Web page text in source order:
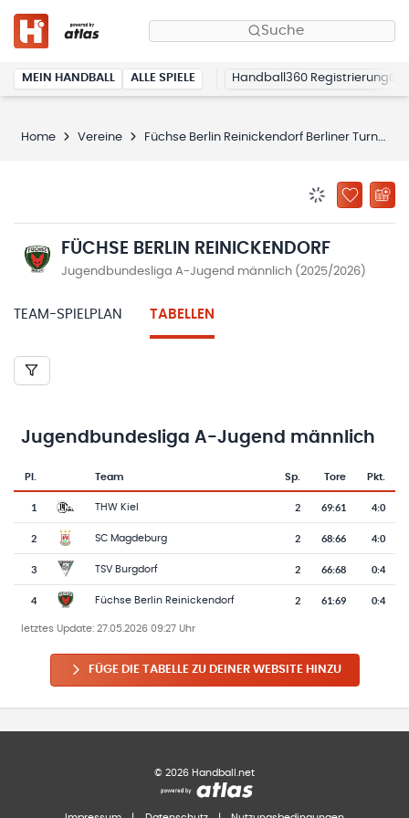
Suche
MEIN HANDBALL ALLE SPIELE Handball360 Registrierung
Home Vereine Füchse Berlin Reinickendorf Berliner Turn- und Sportverein von 1891 e.V.
ZU
FÜCHSE BERLIN REINICKENDORF
Jugendbundesliga A-Jugend männlich (2025/2026)
TEAM-SPIELPLAN TABELLEN
Jugendbundesliga A-Jugend männlich
Pl.
Team-Logo
Team Sp. Tore Pkt.
1 THW Kiel 2 69:61 4:0
2 SC Magdeburg 2 68:66 4:0
3 TSV Burgdorf 2 66:68 0:4
4 Füchse Berlin Reinickendorf 2 61:69 0:4
letztes Update: 27.05.2026 09:27 Uhr
FÜGE DIE TABELLE ZU DEINER WEBSITE HINZU
© 2026 Handball.net